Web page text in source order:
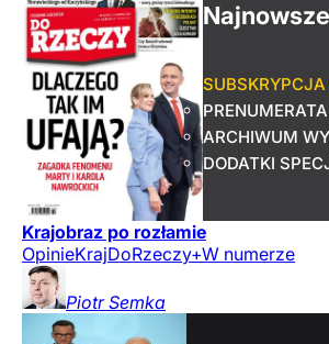
SUBSKRYPCJA
PRENUMERATA
ARCHIWUM
DODATKI
Krajobraz po rozłamie
OpinieKrajDoRzeczy+W numerze
Piotr Semka